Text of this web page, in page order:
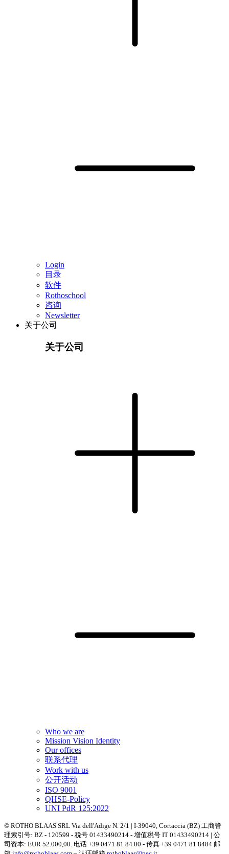
Login
目录
软件
Rothoschool
咨询
Newsletter
关于公司
关于公司
Who we are
Mission Vision Identity
Our offices
联系代理
Work with us
公开活动
ISO 9001
QHSE-Policy
UNI PdR 125:2022
© ROTHO BLAAS SRL Via dell'Adige N. 2/1 | I-39040, Cortaccia (BZ) 工商管
理索引号: BZ - 120599 - 税号 01433490214 - 增值税号 IT 01433490214 | 公
司资本: EUR 52.000,00. 电话 +39 0471 81 84 00 - 传真 +39 0471 81 8484 邮